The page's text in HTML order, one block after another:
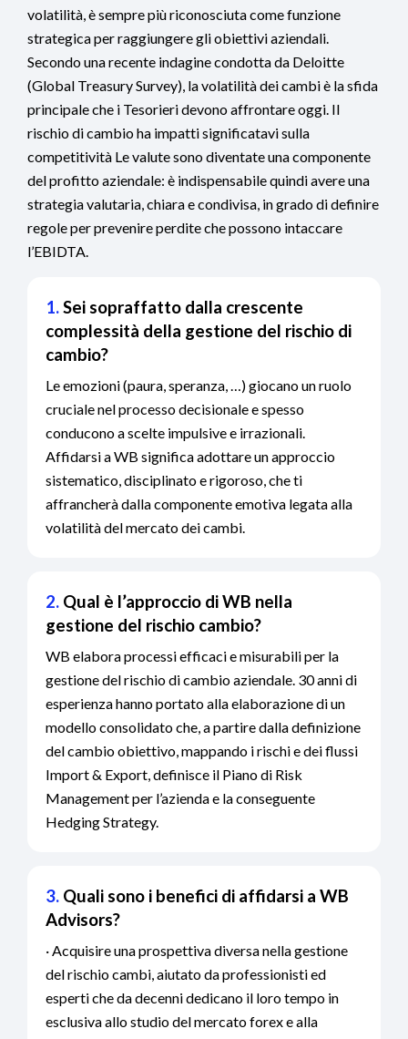
volatilità, è sempre più riconosciuta come funzione
strategica per raggiungere gli obiettivi aziendali.
Secondo una recente indagine condotta da Deloitte
(Global Treasury Survey), la volatilità dei cambi è la sfida
principale che i Tesorieri devono affrontare oggi. Il
rischio di cambio ha impatti significatavi sulla
competitività Le valute sono diventate una componente
del profitto aziendale: è indispensabile quindi avere una
strategia valutaria, chiara e condivisa, in grado di definire
regole per prevenire perdite che possono intaccare
l’EBIDTA.
1.Sei sopraffatto dalla crescente
complessità della gestione del rischio di
cambio?
Le emozioni (paura, speranza, …) giocano un ruolo
cruciale nel processo decisionale e spesso
conducono a scelte impulsive e irrazionali.
Affidarsi a WB significa adottare un approccio
sistematico, disciplinato e rigoroso, che ti
affrancherà dalla componente emotiva legata alla
volatilità del mercato dei cambi.
2. Qual è l’approccio di WB nella
gestione del rischio cambio?
WB elabora processi efficaci e misurabili per la
gestione del rischio di cambio aziendale. 30 anni di
esperienza hanno portato alla elaborazione di un
modello consolidato che, a partire dalla definizione
del cambio obiettivo, mappando i rischi e dei flussi
Import & Export, definisce il Piano di Risk
Management per l’azienda e la conseguente
Hedging Strategy.
3. Quali sono i benefici di affidarsi a WB
Advisors?
· Acquisire una prospettiva diversa nella gestione
del rischio cambi, aiutato da professionisti ed
esperti che da decenni dedicano il loro tempo in
esclusiva allo studio del mercato forex e alla